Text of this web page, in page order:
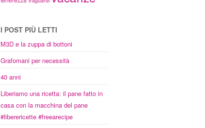
I POST PIÙ LETTI
M3D e la zuppa di bottoni
Grafomani per necessità
40 anni
Liberiamo una ricetta: il pane fatto in
casa con la macchina del pane
#liberericette #freearecipe